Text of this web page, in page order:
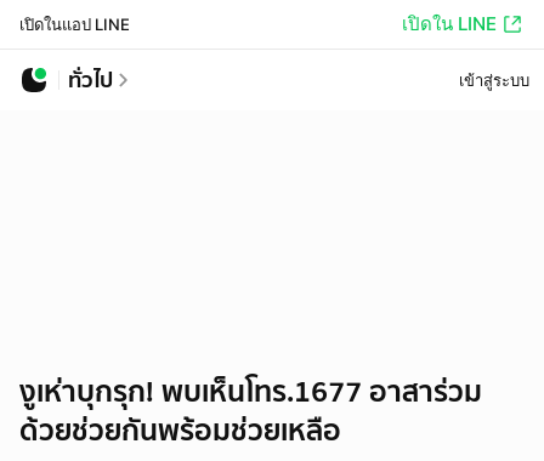
เปิดในแอป LINE เปิดใน LINE
ทั่วไป เข้าสู่ระบบ
งูเห่าบุกรุก! พบเห็นโทร.1677 อาสาร่วม
ด้วยช่วยกันพร้อมช่วยเหลือ